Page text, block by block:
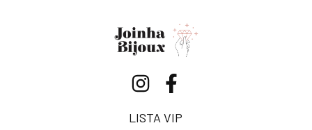
LISTA VIP